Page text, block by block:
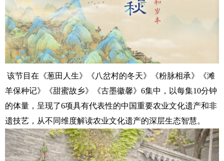
该节目在《葱田人生》《八岔村的冬天》《粉脉相承》《滩
羊保种记》《甜蜜故乡》《古墨徽馨》6集中，以每集10分钟
的体量，呈现了6项具有代表性的中国重要农业文化遗产和非
遗技艺，从不同维度解读农业文化遗产的深层生态智慧。